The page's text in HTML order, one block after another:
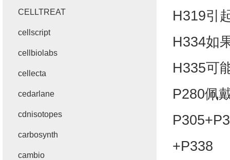
H319引
H334如
H335可
P280佩
+P338
CELLTREAT
cellscript
cellbiolabs
cellecta
cedarlane
cdnisotopes
carbosynth
cambio